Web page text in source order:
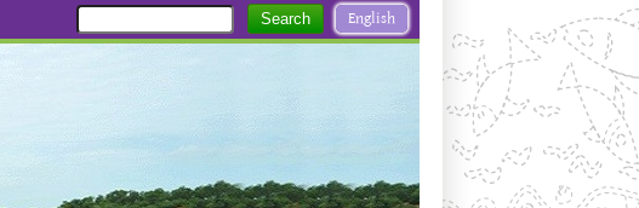
English
Search